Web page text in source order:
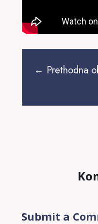
← Prethodna
Submit a